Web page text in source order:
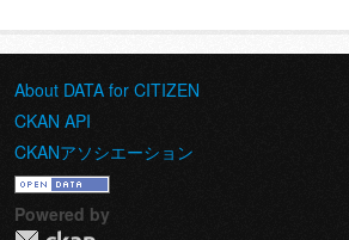
About DATA for CITIZEN
CKAN API
CKANアソシエーション
Powered by